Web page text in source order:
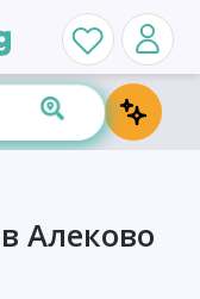
Алеково